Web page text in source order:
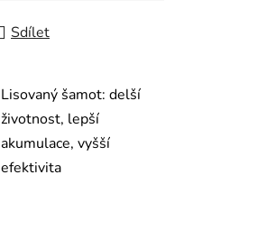
Sdílet
Lisovaný šamot: delší
životnost, lepší
akumulace, vyšší
efektivita